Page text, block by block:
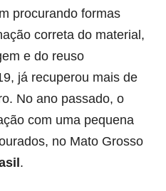
procurando formas
correta do material,
e do reuso
já recuperou mais de
No ano passado, o
com uma pequena
no Mato Grosso
.